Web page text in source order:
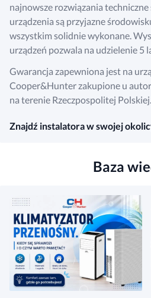
najnowsze rozwiązania techniczne
urządzenia są przyjazne
wszystkim solidnie wykonane.
urządzeń pozwala na udzielenie 5
Gwarancja zapewniona jest na
Cooper&Hunter zakupione u
na terenie Rzeczpospolitej Polskiej.
Znajdź instalatora w swojej
Baza